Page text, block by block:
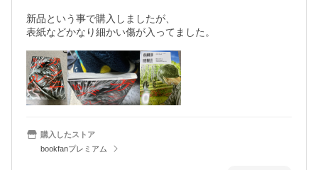
新品という事で購入しましたが、
購入したストア
bookfanプレミアム